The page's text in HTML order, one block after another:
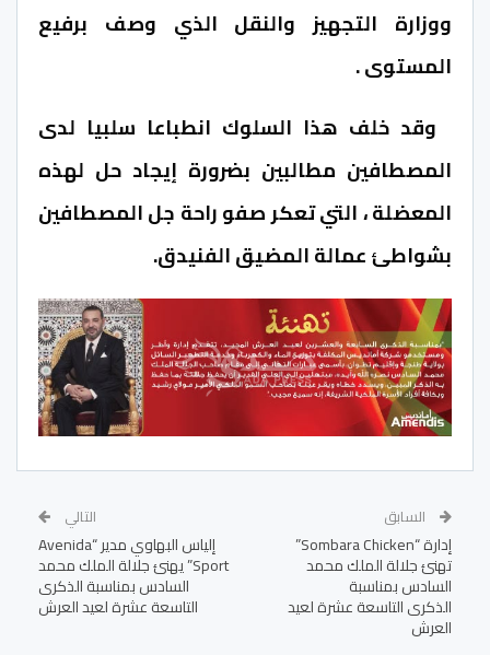
ووزارة التجهيز والنقل الذي وصف برفيع
المستوى .
وقد خلف هذا السلوك انطباعا سلبيا لدى
المصطافين مطالبين بضرورة إيجاد حل لهذه
المعضلة ، التي تعكر صفو راحة جل المصطافين
بشواطئ عمالة المضيق الفنيدق.
السابق
إدارة “Sombara Chicken”
تهنئ جلالة الملك محمد
السادس بمناسبة
الذكرى التاسعة عشرة لعيد
العرش
التالي
إلياس البهاوي مدير “Avenida
Sport” يهنئ جلالة الملك محمد
السادس بمناسبة الذكرى
التاسعة عشرة لعيد العرش